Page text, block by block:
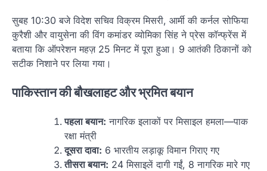
सुबह 10:30 बजे विदेश सचिव विक्रम मिसरी, आर्मी की कर्नल सोफिया
कुरैशी और वायुसेना की विंग कमांडर व्योमिका सिंह ने प्रेस कॉन्फ्रेंस में
बताया कि ऑपरेशन महज़ 25 मिनट में पूरा हुआ। 9 आतंकी ठिकानों को
सटीक निशाने पर लिया गया।
पाकिस्तान की बौखलाहट और भ्रमित बयान
पहला बयान: नागरिक इलाकों पर मिसाइल हमला—पाक
रक्षा मंत्री
दूसरा दावा: 6 भारतीय लड़ाकू विमान गिराए गए
तीसरा बयान: 24 मिसाइलें दागी गईं, 8 नागरिक मारे गए